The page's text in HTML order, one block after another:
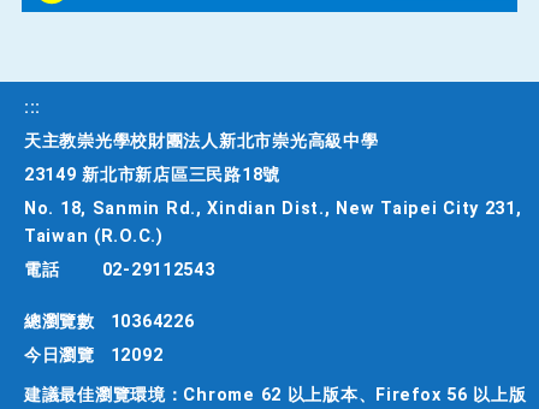
:::
天主教崇光學校財團法人新北市崇光高級中學
23149 新北市新店區三民路18號
No. 18, Sanmin Rd., Xindian Dist., New Taipei City 231,
Taiwan (R.O.C.)
電話
02-29112543
總瀏覽數
10364226
今日瀏覽
12092
建議最佳瀏覽環境：Chrome 62 以上版本、Firefox 56 以上版